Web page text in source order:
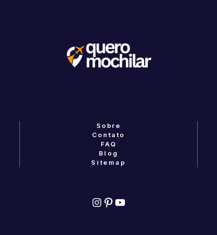
Sobre
Contato
FAQ
Blog
Sitemap
Instagram
Pinterest
YouTube